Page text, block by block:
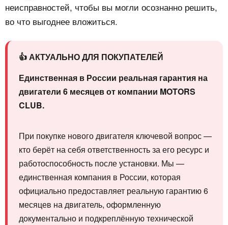
неисправностей, чтобы вы могли осознанно решить,
во что выгоднее вложиться.
👍 АКТУАЛЬНО ДЛЯ ПОКУПАТЕЛЕЙ
Единственная в России реальная гарантия на
двигатели 6 месяцев от компании MOTORS
CLUB.
При покупке нового двигателя ключевой вопрос —
кто берёт на себя ответственность за его ресурс и
работоспособность после установки. Мы —
единственная компания в России, которая
официально предоставляет реальную гарантию 6
месяцев на двигатель, оформленную
документально и подкреплённую технической